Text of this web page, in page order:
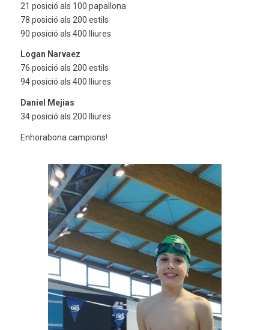
21 posició als 100 papallona
78 posició als 200 estils
90 posició als 400 lliures
Logan Narvaez
76 posició als 200 estils
94 posició als 400 lliures
Daniel Mejias
34 posició als 200 lliures
Enhorabona campions!